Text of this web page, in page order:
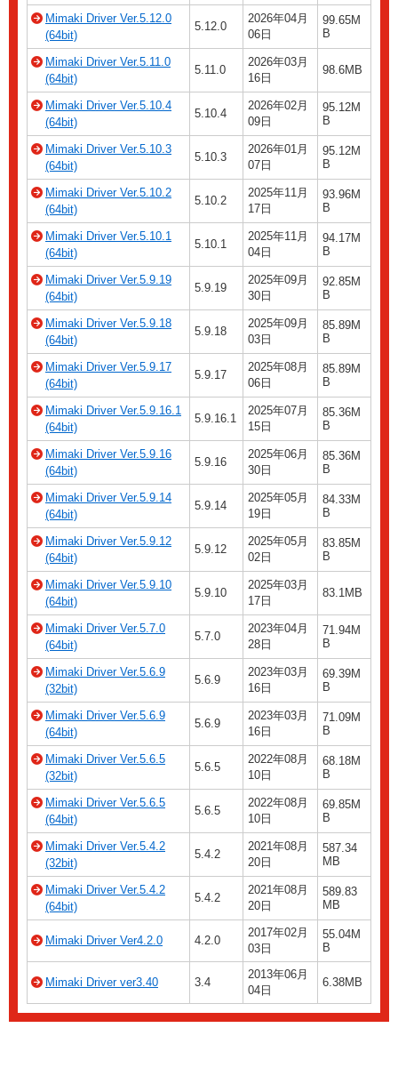
Mimaki Driver Ver.5.12.0
(64bit)
5.12.0
2026年04月
06日
99.65M
B
Mimaki Driver Ver.5.11.0
(64bit)
5.11.0
2026年03月
16日
98.6MB
Mimaki Driver Ver.5.10.4
(64bit)
5.10.4
2026年02月
09日
95.12M
B
Mimaki Driver Ver.5.10.3
(64bit)
5.10.3
2026年01月
07日
95.12M
B
Mimaki Driver Ver.5.10.2
(64bit)
5.10.2
2025年11月
17日
93.96M
B
Mimaki Driver Ver.5.10.1
(64bit)
5.10.1
2025年11月
04日
94.17M
B
Mimaki Driver Ver.5.9.19
(64bit)
5.9.19
2025年09月
30日
92.85M
B
Mimaki Driver Ver.5.9.18
(64bit)
5.9.18
2025年09月
03日
85.89M
B
Mimaki Driver Ver.5.9.17
(64bit)
5.9.17
2025年08月
06日
85.89M
B
Mimaki Driver Ver.5.9.16.1
(64bit)
5.9.16.1
2025年07月
15日
85.36M
B
Mimaki Driver Ver.5.9.16
(64bit)
5.9.16
2025年06月
30日
85.36M
B
Mimaki Driver Ver.5.9.14
(64bit)
5.9.14
2025年05月
19日
84.33M
B
Mimaki Driver Ver.5.9.12
(64bit)
5.9.12
2025年05月
02日
83.85M
B
Mimaki Driver Ver.5.9.10
(64bit)
5.9.10
2025年03月
17日
83.1MB
Mimaki Driver Ver.5.7.0
(64bit)
5.7.0
2023年04月
28日
71.94M
B
Mimaki Driver Ver.5.6.9
(32bit)
5.6.9
2023年03月
16日
69.39M
B
Mimaki Driver Ver.5.6.9
(64bit)
5.6.9
2023年03月
16日
71.09M
B
Mimaki Driver Ver.5.6.5
(32bit)
5.6.5
2022年08月
10日
68.18M
B
Mimaki Driver Ver.5.6.5
(64bit)
5.6.5
2022年08月
10日
69.85M
B
Mimaki Driver Ver.5.4.2
(32bit)
5.4.2
2021年08月
20日
587.34
MB
Mimaki Driver Ver.5.4.2
(64bit)
5.4.2
2021年08月
20日
589.83
MB
Mimaki Driver Ver4.2.0 4.2.0
2017年02月
03日
55.04M
B
Mimaki Driver ver3.40 3.4
2013年06月
04日
6.38MB